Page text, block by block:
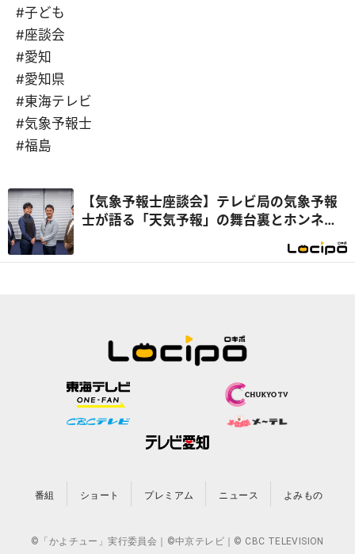
#子ども
#座談会
#愛知
#愛知県
#東海テレビ
#気象予報士
#福島
【気象予報士座談会】テレビ局の気象予報
士が語る「天気予報」の舞台裏とホンネ座
談会！ 個性が光る“予報ではない解説”に
番組 ショート プレミアム ニュース よみもの
©「かよチュー」実行委員会｜©中京テレビ｜© CBC TELEVISION